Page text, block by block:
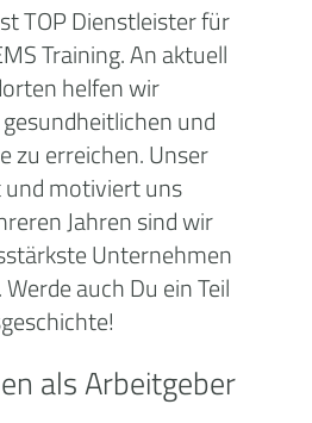
TOP Dienstleister für
Training. An aktuell
helfen wir
und
zu erreichen. Unser
motiviert uns
Jahren sind wir
Unternehmen
auch Du ein Teil
als Arbeitgeber